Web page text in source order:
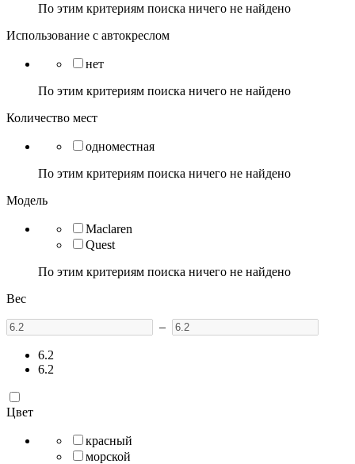
По этим критериям поиска ничего не найдено
Использование с автокреслом
нет
По этим критериям поиска ничего не найдено
Количество мест
одноместная
По этим критериям поиска ничего не найдено
Модель
Maclaren
Quest
По этим критериям поиска ничего не найдено
Вес
–
6.2
6.2
Цвет
красный
морской